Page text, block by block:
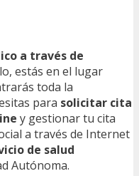
a través de
estás en el lugar
toda la
para solicitar cita
y gestionar tu cita
a través de Internet
de salud
Autónoma.